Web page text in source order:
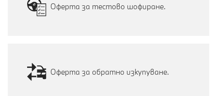
Оферта за тестово шофиране.
Оферта за обратно изкупуване.